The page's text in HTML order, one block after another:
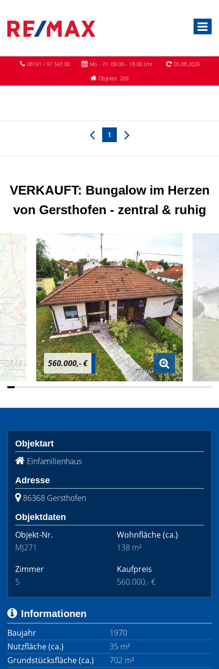
08191 / 97 343 00 Mo. - Fr. 09.00 - 18.00 Uhr
05.08.2026
Objekte: 269
1
VERKAUFT: Bungalow im Herzen
von Gersthofen - zentral & ruhig
560.000,- €
Objektart
Einfamilienhaus
Adresse
86368 Gersthofen
Objektdaten
Objekt-Nr.
MJ271
Wohnfläche(ca.)
138 m²
Zimmer
5
Kaufpreis
560.000,- €
Informationen
Baujahr
1970
Nutzfläche (ca.)
35 m²
Grundstücksfläche (ca.)
702 m²